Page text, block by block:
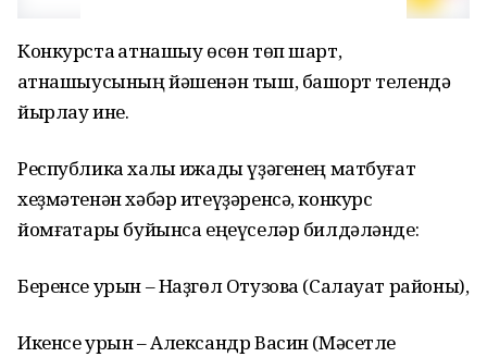
Конкурста ҡатнашыу өсөн төп шарт,
ҡатнашыусының йәшенән тыш, башҡорт телендә
йырлау ине.
Республика халыҡ ижады үҙәгенең матбуғат
хеҙмәтенән хәбәр итеүҙәренсә, конкурс
йомғаҡтары буйынса еңеүселәр билдәләнде:
Беренсе урын – Наҙгөл Отузова (Салауат районы),
Икенсе урын – Александр Васин (Мәсетле